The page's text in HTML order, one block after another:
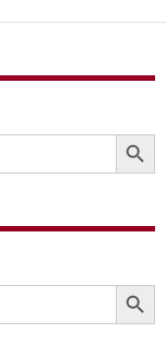
SEARCH
SEARCH